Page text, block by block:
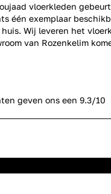
vloerkleden
één exemplaar
Wij leveren het
van Rozenkelim
geven ons een 9.3/10